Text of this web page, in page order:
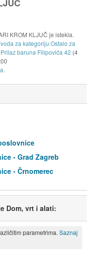
KROM KLJUČ je istekla.
za kategoriju Ostalo za
Prilaz baruna Filipovića 42 (4
- Grad Zagreb
- Črnomerec
Dom, vrt i alati:
parametrima. Saznaj